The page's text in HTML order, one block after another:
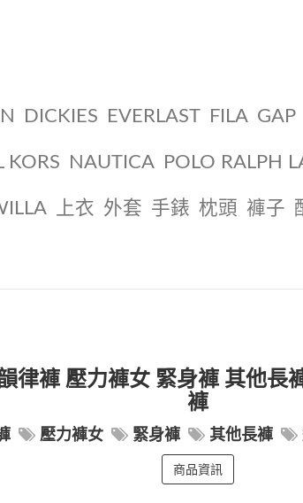
DICKIES EVERLAST FILA GAP
KORS NAUTICA POLO RALPH
上衣 外套 手錶 枕頭 褲子
律褲 壓力褲女 緊身褲 其他長
褲
壓力褲女 緊身褲 其他長褲
商品資訊